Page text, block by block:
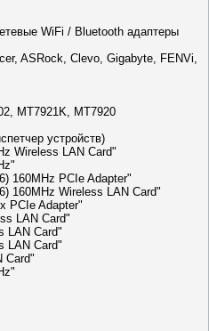
WiFi / Bluetooth адаптеры
ASRock, Clevo, Gigabyte, FENVi,
MT7921K, MT7920
устройств)
Wireless LAN Card"
160MHz PCIe Adapter"
160MHz Wireless LAN Card"
PCIe Adapter"
LAN Card"
LAN Card"
LAN Card"
Card"